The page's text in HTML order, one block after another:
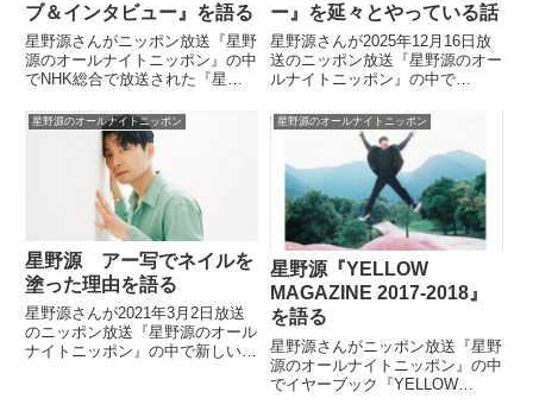
ブ＆インタビュー』を語る
星野源さんがニッポン放送『星野
源のオールナイトニッポン』の中
でNHK総合で放送された『星野
ブ＆インタビュー』について話し
ていました。今夜22時からは、
NHK総合にて「星野源スペシャ
ル 〜POP VIRU...
ー』を延々とやっている話
星野源さんが2025年12月16日放
送のニッポン放送『星野源のオー
ルナイトニッポン』の中で
ィのエアライダー』が楽しすぎて
延々とやってしまっていると話し
星野源のオールナイトニッポン
星野源 アー写でネイルを
塗った理由を語る
星野源さんが2021年3月2日放送
のニッポン放送『星野源のオール
ナイトニッポン』の中で新しいア
星野源のオールナイトニッポン
星野源『YELLOW
MAGAZINE 2017-2018』
を語る
星野源さんがニッポン放送『星野
源のオールナイトニッポン』の中
でイヤーブック『YELLOW